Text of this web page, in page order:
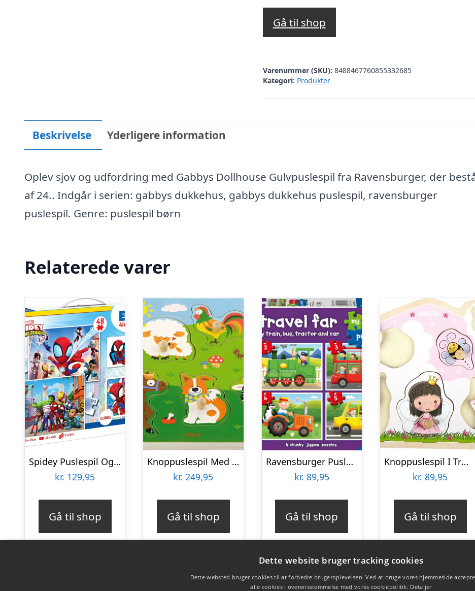
Gå til shop
Varenummer (SKU): 8488467760855332685
Kategori: Produkter
Beskrivelse Yderligere information
Oplev sjov og udfordring med Gabbys Dollhouse Gulvpuslespil fra Ravensburger, der
af 24.. Indgår i serien: gabbys dukkehus, gabbys dukkehus puslespil, ravensburger
puslespil. Genre: puslespil børn
Relaterede varer
Spidey Puslespil Og Vendespil – Edukit 4-i-1 – Clementoni
kr. 129,95
Gå til shop
Knoppuslespil Med Lyd – Bondegårdsdyr – Træ – Viga
kr. 249,95
Gå til shop
Ravensburger Puslespil – Travel Far – My First Puzzles – 4 Stk
kr. 89,95
Gå til shop
Knoppuslespil I Træ – 6 Brikker – Lillie & Ellie
kr. 89,95
Gå til shop
Dette website bruger tracking cookies
Dette websted bruger cookies til at forbedre brugeroplevelsen. Ved at bruge vores hjemmeside
alle cookies i overensstemmelse med vores cookiepolitik. Detaljer